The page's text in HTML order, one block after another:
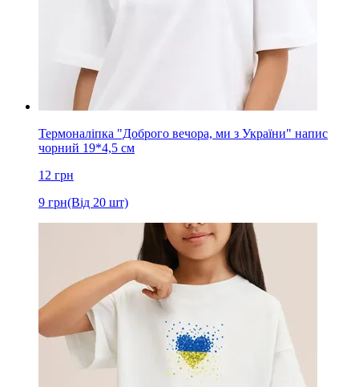
Термоналіпка "Доброго вечора, ми з України" напис
чорний 19*4,5 см
12 грн
9 грн(Від 20 шт)